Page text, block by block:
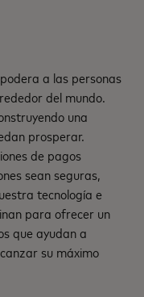
a las personas
del mundo.
una
prosperar.
de pagos
sean seguras,
tecnología e
para ofrecer un
que ayudan a
su máximo